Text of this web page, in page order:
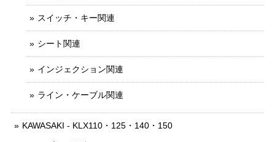
スイッチ・キー関連
シート関連
インジェクション関連
ライン・ケーブル関連
KAWASAKI - KLX110・125・140・150